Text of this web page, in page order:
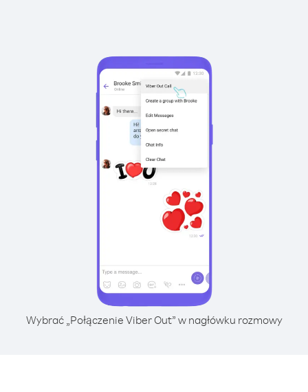
Wybrać „Połączenie Viber Out” w nagłówku rozmowy